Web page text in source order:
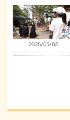
2026/05/02